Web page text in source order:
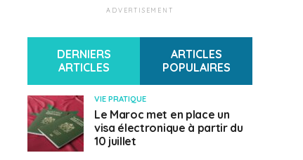
ADVERTISEMENT
DERNIERS
ARTICLES
ARTICLES
POPULAIRES
VIE PRATIQUE
Le Maroc met en place un
visa électronique à partir du
10 juillet